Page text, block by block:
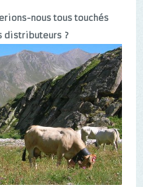
nous tous touchés
distributeurs ?